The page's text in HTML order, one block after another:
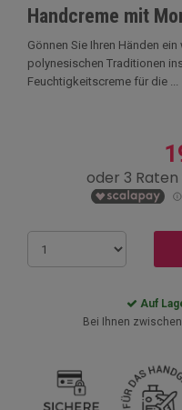
Handcreme mit
Gönnen Sie Ihren Händen
polynesischen Traditionen
Feuchtigkeitscreme für die ...
Auf
Bei Ihnen